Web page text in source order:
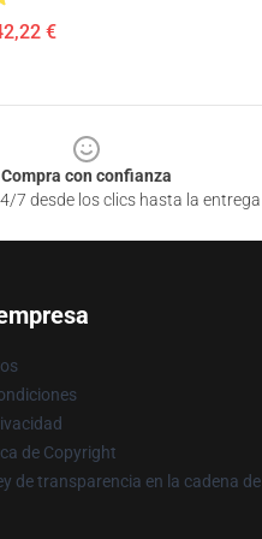
€
Compra con confianza
7 desde los clics hasta la entrega
de Copyright
de transparencia en la cadena de